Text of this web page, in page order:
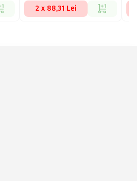
2 x 88,31 Lei